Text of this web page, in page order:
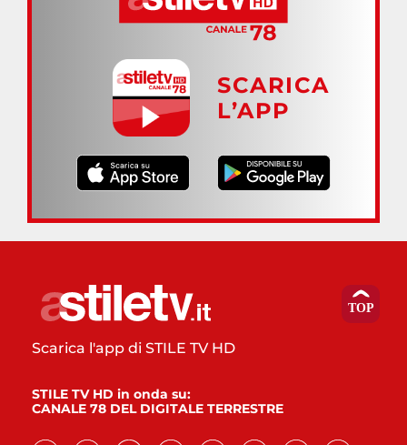
SCARICA
L’APP
Scarica l'app di STILE TV HD
STILE TV HD in onda su:
CANALE 78 DEL DIGITALE TERRESTRE